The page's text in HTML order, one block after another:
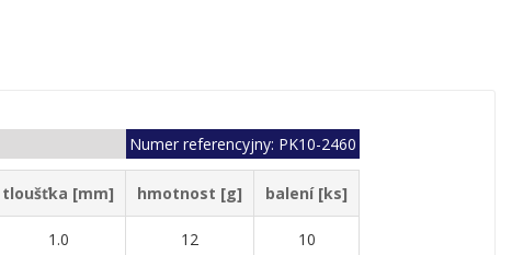
Numer referencyjny: PK10-2460
tloušťka [mm] hmotnost [g] balení [ks]
1.0 12 10